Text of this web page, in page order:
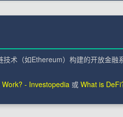
术（如Ethereum）构建的开放金
- Investopedia 或 What is